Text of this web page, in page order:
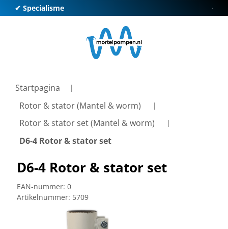
✔ Specialisme ✔
Startpagina
Rotor & stator (Mantel & worm)
Rotor & stator set (Mantel & worm)
D6-4 Rotor & stator set
D6-4 Rotor & stator set
EAN-nummer: 0
Artikelnummer: 5709